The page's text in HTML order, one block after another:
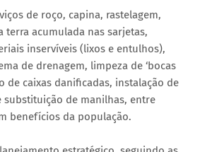
de roço, capina, rastelagem,
terra acumulada nas sarjetas,
inservíveis (lixos e entulhos),
de drenagem, limpeza de ‘bocas
de caixas danificadas, instalação de
substituição de manilhas, entre
benefícios da população.